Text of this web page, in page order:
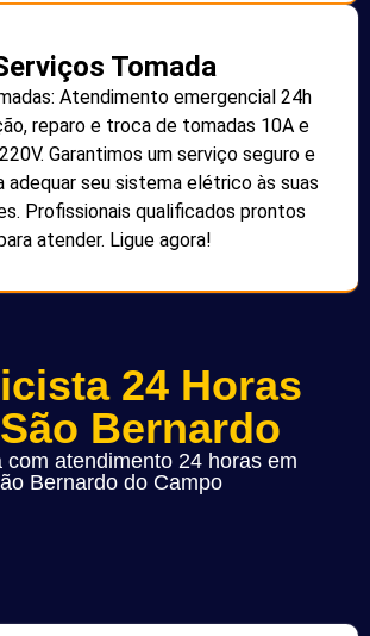
Tomada
Atendimento emergencial 24h
reparo e troca de tomadas 10A e
Garantimos um serviço seguro e
adequar seu sistema elétrico às suas
Profissionais qualificados prontos
atender. Ligue agora!
24 Horas
Bernardo
com atendimento 24 horas em
Bernardo do Campo